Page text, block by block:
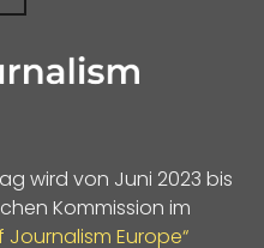
wird von Juni 2023 bis
Kommission im
Journalism Europe“